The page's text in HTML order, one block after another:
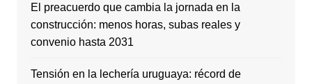
El preacuerdo que cambia la jornada en la
construcción: menos horas, subas reales y
convenio hasta 2031
Tensión en la lechería uruguaya: récord de